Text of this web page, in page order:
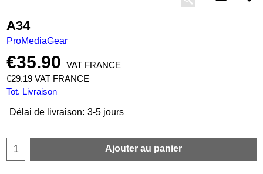
A34
ProMediaGear
€35.90
VAT FRANCE
€29.19 VAT FRANCE
Tot. Livraison
Délai de livraison: 3-5 jours
Ajouter au panier